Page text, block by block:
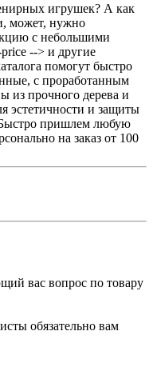
игрушек? А как
может, нужно
с небольшими
--> и другие
помогут быстро
с проработанным
из прочного дерева и
эстетичности и защиты
пришлем любую
на заказ от 100
вас вопрос по товару
обязательно вам